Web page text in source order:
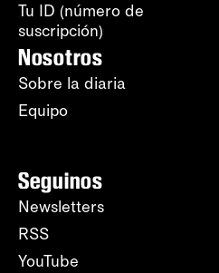
Tu ID (número de
suscripción)
Nosotros
Sobre la diaria
Equipo
Seguinos
Newsletters
RSS
YouTube